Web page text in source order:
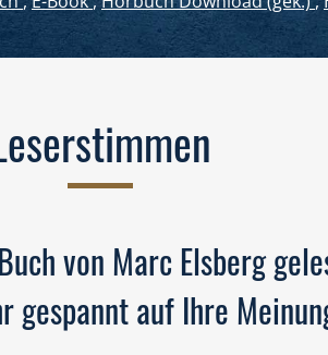
von Marc Elsberg
gespannt auf Ihre